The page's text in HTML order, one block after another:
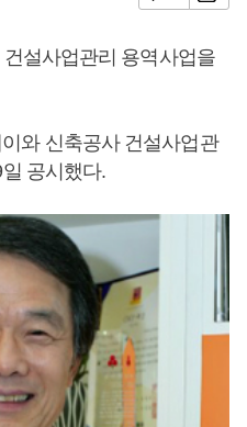
설사업관리 용역사업을
와 신축공사 건설사업관
공시했다.